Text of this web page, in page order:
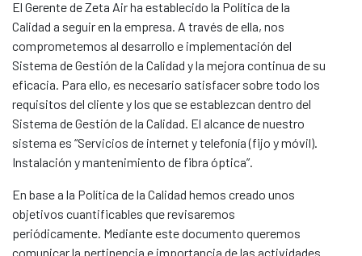
El Gerente de Zeta Air ha establecido la Política de la
Calidad a seguir en la empresa. A través de ella, nos
comprometemos al desarrollo e implementación del
Sistema de Gestión de la Calidad y la mejora continua de su
eficacia. Para ello, es necesario satisfacer sobre todo los
requisitos del cliente y los que se establezcan dentro del
Sistema de Gestión de la Calidad. El alcance de nuestro
sistema es “Servicios de internet y telefonía (fijo y móvil).
Instalación y mantenimiento de fibra óptica”.
En base a la Política de la Calidad hemos creado unos
objetivos cuantificables que revisaremos
periódicamente. Mediante este documento queremos
comunicar la pertinencia e importancia de las actividades